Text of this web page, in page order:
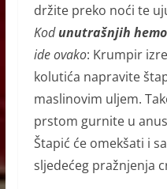
držite preko noći te
Kodunutrašnjih
ide ovako: Krumpir
kolutića napravite
maslinovim uljem.
prstom gurnite u
Štapić će omekšati i
sljedećeg pražnjenja